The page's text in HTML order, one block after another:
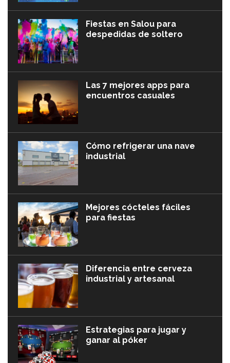
Fiestas en Salou para
despedidas de soltero
Las 7 mejores apps para
encuentros casuales
Cómo refrigerar una nave
industrial
Mejores cócteles fáciles
para fiestas
Diferencia entre cerveza
industrial y artesanal
Estrategias para jugar y
ganar al póker